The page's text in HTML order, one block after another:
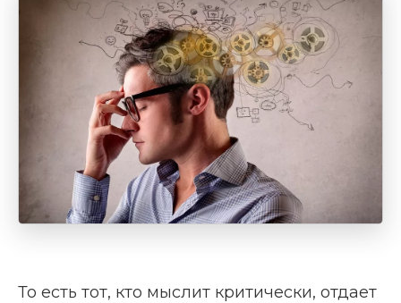
То есть тот, кто мыслит критически, отдает